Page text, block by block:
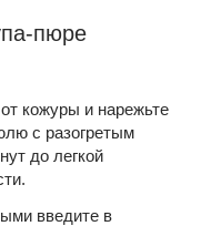
пюре
кожуры и нарежьте
с разогретым
до легкой
введите в